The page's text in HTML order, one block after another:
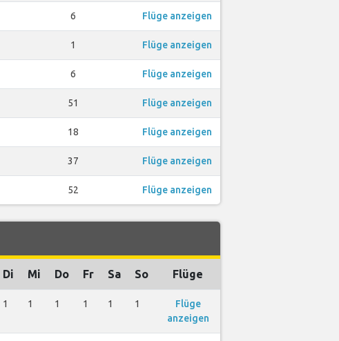
6 Flüge anzeigen
1 Flüge anzeigen
6 Flüge anzeigen
51 Flüge anzeigen
18 Flüge anzeigen
37 Flüge anzeigen
52 Flüge anzeigen
Di Mi Do Fr Sa So Flüge
1 1 1 1 1 1
Flüge
anzeigen